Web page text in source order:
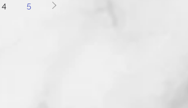
4 5